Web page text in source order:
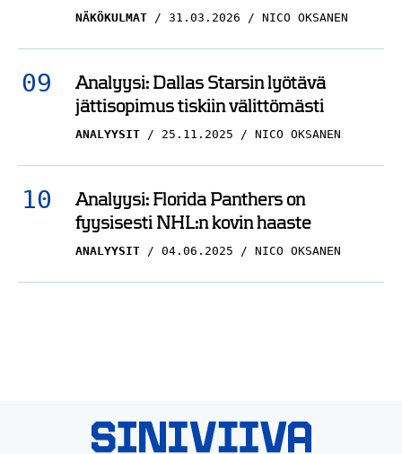
NÄKÖKULMAT 31.03.2026 NICO OKSANEN
Analyysi: Dallas Starsin lyötävä
jättisopimus tiskiin välittömästi
ANALYYSIT 25.11.2025 NICO OKSANEN
Analyysi: Florida Panthers on
fyysisesti NHL:n kovin haaste
ANALYYSIT 04.06.2025 NICO OKSANEN